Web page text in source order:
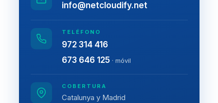
info@netcloudify.net
TELÉFONO
972 314 416
673 646 125 · móvil
COBERTURA
Catalunya y Madrid